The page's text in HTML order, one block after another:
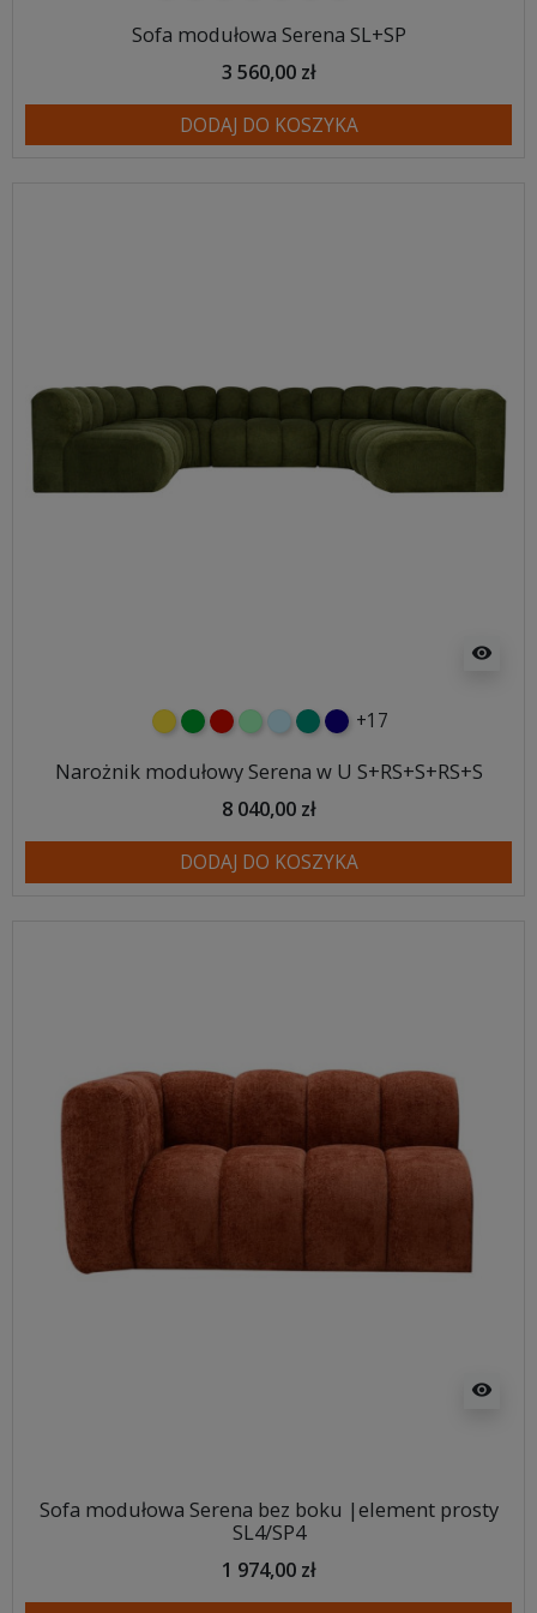
Sofa modułowa Serena SL+SP
3 560,00 zł
DODAJ DO KOSZYKA
visibility
żółtyzielonyczerwony
miętowybłękitnyturkusowy
granatowy
+17
Narożnik modułowy Serena w U S+RS+S+RS+S
8 040,00 zł
DODAJ DO KOSZYKA
visibility
Sofa modułowa Serena bez boku |element prosty
SL4/SP4
1 974,00 zł